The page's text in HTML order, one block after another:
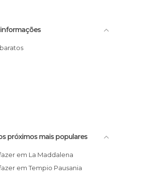
baratos
próximos mais populares
fazer em La Maddalena
fazer em Tempio Pausania